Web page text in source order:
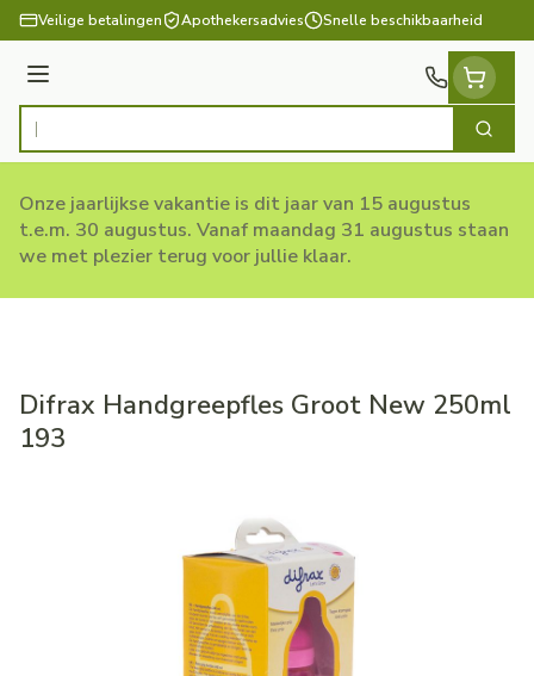
Ga naar de inhoud
Veilige betalingen Apothekersadvies Snelle beschikbaarheid
Menu
Product, merk, categorie... Zoek
Onze jaarlijkse vakantie is dit jaar van 15 augustus
t.e.m. 30 augustus. Vanaf maandag 31 augustus staan
we met plezier terug voor jullie klaar.
Difrax Handgreepfles Groot New 250ml
193